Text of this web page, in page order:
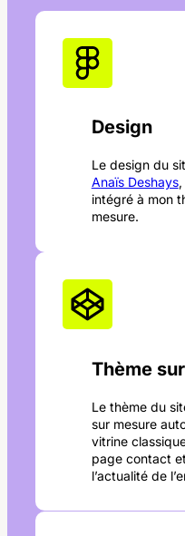
Design
Le design du
Anaïs Deshays,
intégré à mon
mesure.
Thème
Le thème du
sur mesure
vitrine
page contact
l’actualité de